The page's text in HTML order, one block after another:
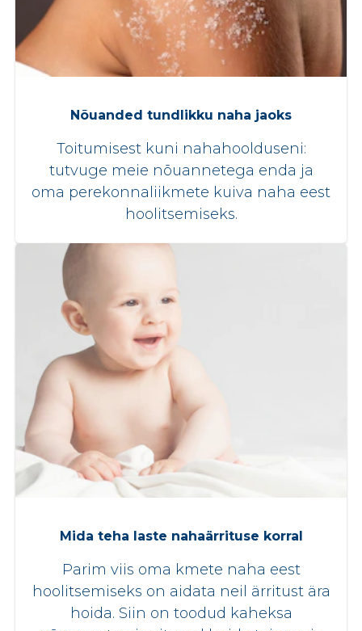
Nõuanded tundlikku naha jaoks
Toitumisest kuni nahahoolduseni:
tutvuge meie nõuannetega enda ja
oma perekonnaliikmete kuiva naha eest
hoolitsemiseks.
Mida teha laste nahaärrituse korral
Parim viis oma kmete naha eest
hoolitsemiseks on aidata neil ärritust ära
hoida. Siin on toodud kaheksa